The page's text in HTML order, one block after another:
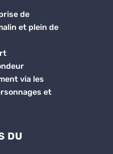
de
et plein de
via les
et
DU